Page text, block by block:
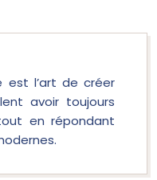
est l’art de créer
avoir toujours
en répondant